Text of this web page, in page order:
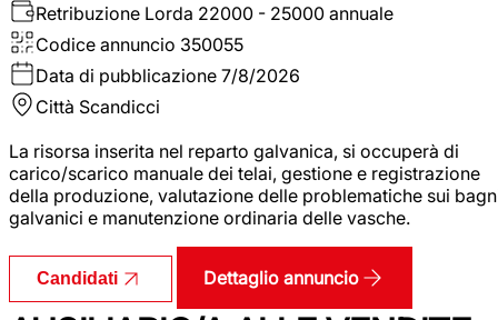
Retribuzione Lorda 22000 - 25000 annuale
Codice annuncio 350055
Data di pubblicazione 7/8/2026
Città Scandicci
La risorsa inserita nel reparto galvanica, si occuperà di
carico/scarico manuale dei telai, gestione e registrazione
della produzione, valutazione delle problematiche sui
galvanici e manutenzione ordinaria delle vasche.
Candidati Dettaglio annuncio